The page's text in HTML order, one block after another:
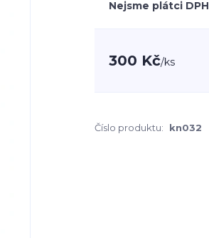
Nejsme plátci DPH
300 Kč/ks
Číslo produktu: kn032